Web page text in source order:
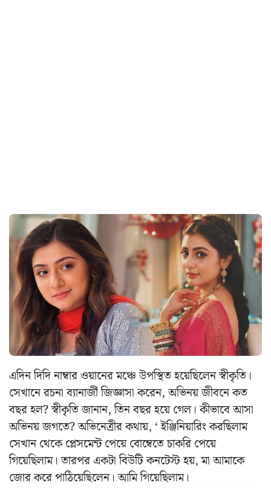
এদিন দিদি নাম্বার ওয়ানের মঞ্চে উপস্থিত হয়েছিলেন স্বীকৃতি।
সেখানে রচনা ব্যানার্জী জিজ্ঞাসা করেন, অভিনয় জীবনে কত
বছর হল? স্বীকৃতি জানান, তিন বছর হয়ে গেল। কীভাবে আসা
অভিনয় জগতে? অভিনেত্রীর কথায়, ‘ ইঞ্জিনিয়ারিং করছিলাম
সেখান থেকে প্লেসমেন্ট পেয়ে বোম্বেতে চাকরি পেয়ে
গিয়েছিলাম। তারপর একটা বিউটি কনটেস্ট হয়, মা আমাকে
জোর করে পাঠিয়েছিলেন। আমি গিয়েছিলাম।